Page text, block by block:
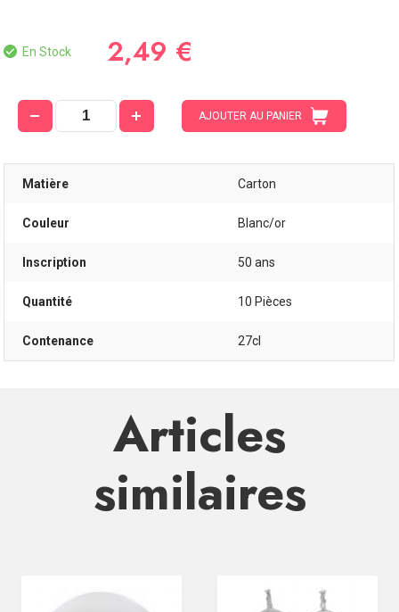
En Stock 2,49 €
AJOUTER AU PANIER
Matière Carton
Couleur Blanc/or
Inscription 50 ans
Quantité 10 Pièces
Contenance 27cl
Articles
similaires